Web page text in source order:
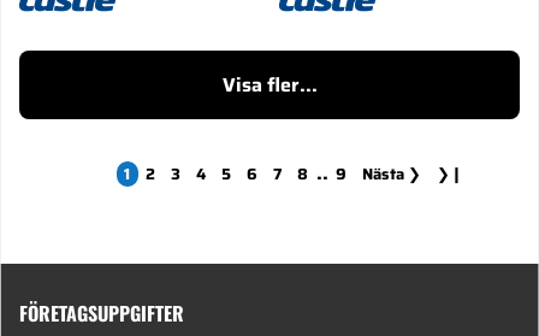
Visa fler...
1 2 3 4 5 6 7 8 .. 9 Nästa ❯ ❯❙
FÖRETAGSUPPGIFTER